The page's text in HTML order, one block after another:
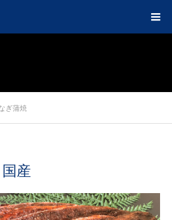
ぎ蒲焼
産